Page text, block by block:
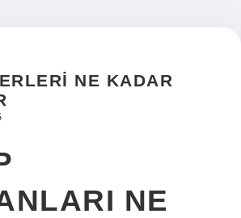
NE KADAR
NE